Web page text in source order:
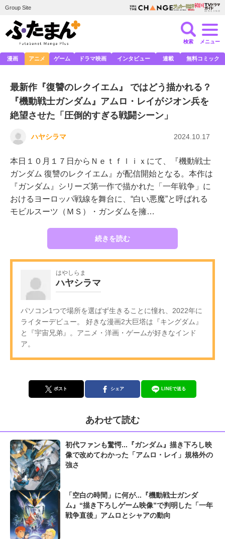
Group Site
検索 メニュー
漫画 アニメ ゲーム ドラマ映画 インタビュー 連載 無料コミック
最新作『復讐のレクイエム』 ではどう描かれる？
『機動戦士ガンダム』アムロ・レイがジオン兵を
絶望させた「圧倒的すぎる戦闘シーン」
ハヤシラマ 2024.10.17
本日１０月１７日からＮｅｔｆｌｉｘにて、『機動戦士
ガンダム 復讐のレクイエム』が配信開始となる。本作は
『ガンダム』シリーズ第一作で描かれた「一年戦争」に
おけるヨーロッパ戦線を舞台に、“白い悪魔”と呼ばれる
モビルスーツ（ＭＳ）・ガンダムを擁…
続きを読む
はやしらま
ハヤシラマ
パソコン1つで場所を選ばず生きることに憧れ、2022年に
ライターデビュー。 好きな漫画2大巨塔は『キングダム』
と『宇宙兄弟』。アニメ・洋画・ゲームが好きなインド
ア。
ポスト シェア LINEで送る
あわせて読む
初代ファンも驚愕...『ガンダム』描き下ろし映
像で改めてわかった「アムロ・レイ」規格外の
強さ
「空白の時間」に何が...『機動戦士ガンダ
ム』“描き下ろしゲーム映像”で判明した「一年
戦争直後」アムロとシャアの動向